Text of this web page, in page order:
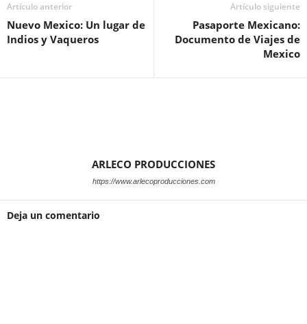
Artículo anterior
Nuevo Mexico: Un lugar de
Indios y Vaqueros
Artículo siguiente
Pasaporte Mexicano:
Documento de Viajes de
Mexico
ARLECO PRODUCCIONES
https://www.arlecoproducciones.com
Deja un comentario